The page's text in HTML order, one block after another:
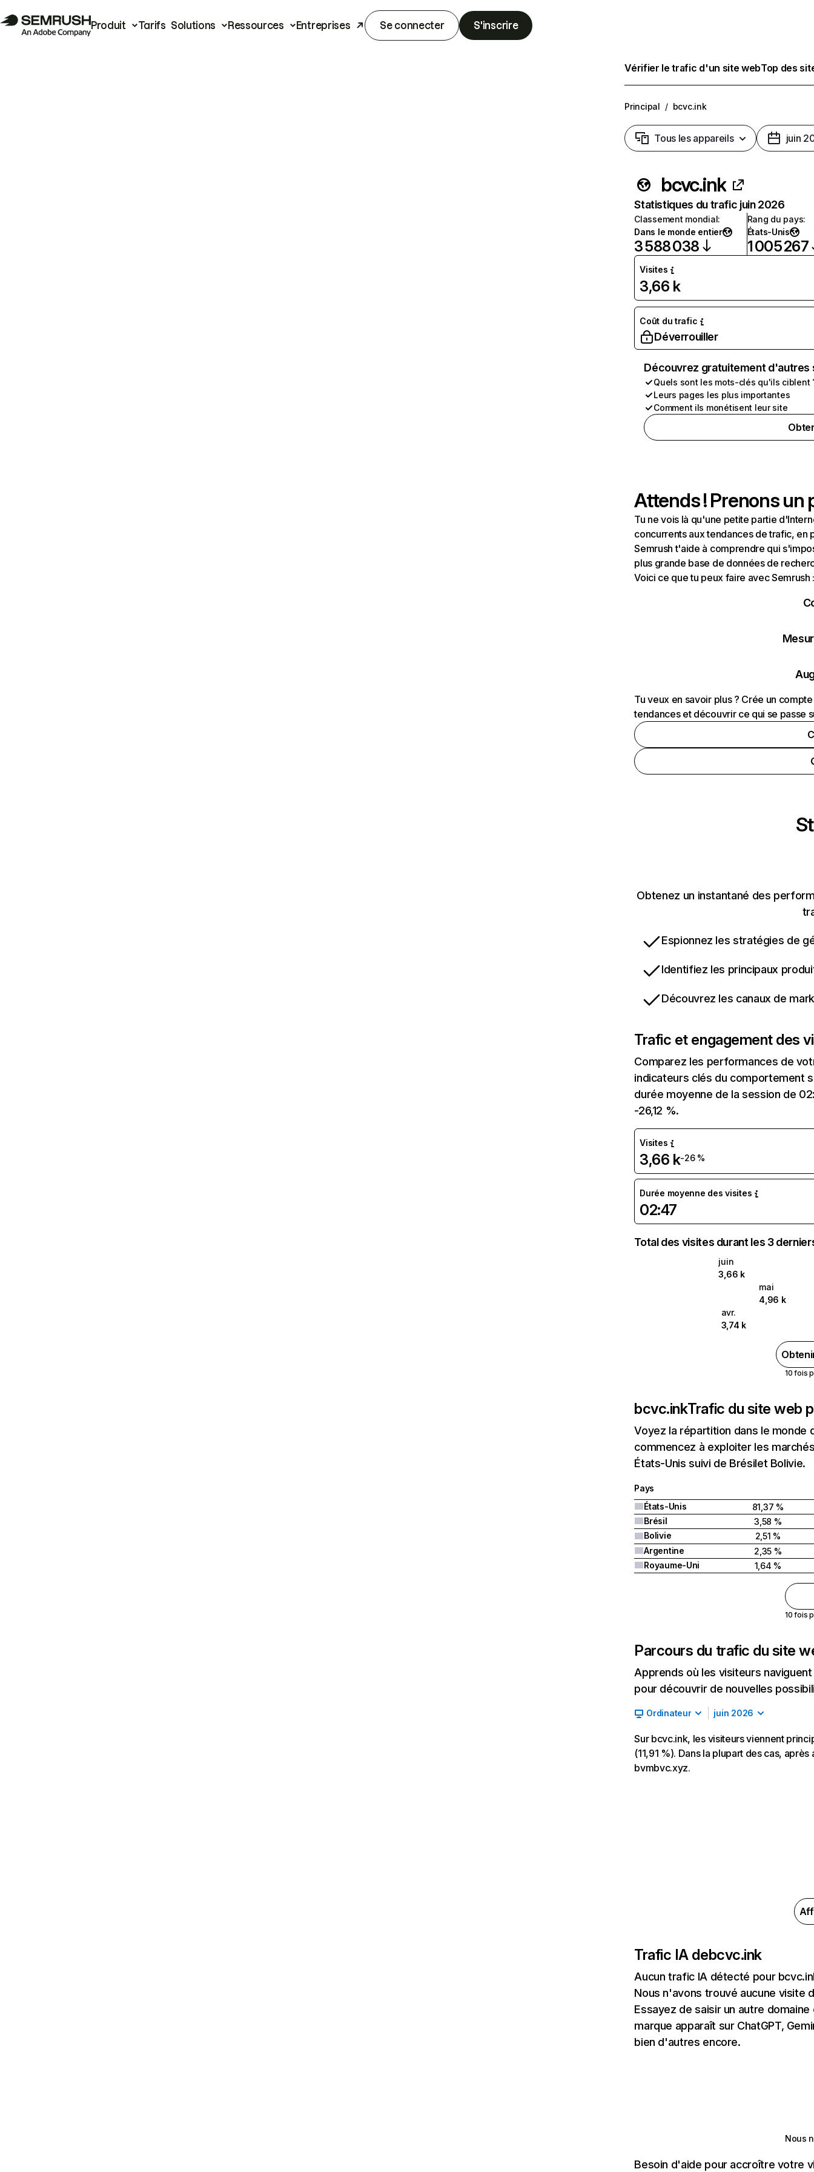
Produit Tarifs Solutions Ressources Entreprises Se connecter S'inscrire
Vérifier le trafic d'un site webTop des
Principal / bcvc.ink
Tous les appareils juin
bcvc.ink
Statistiques du trafic juin 2026
Classement mondial:
Dans le monde entier
3 588 038
Rang du pays:
États-Unis
1 005 267
Visites
3,66 k
Coût du trafic
Déverrouiller
Découvrez gratuitement
Quels sont les mots-clés qu'ils ciblent
Leurs pages les plus importantes
Comment ils monétisent leur site
Attends ! Prenons un
Tu ne vois là qu'une petite partie
concurrents aux tendances de trafic, en
Semrush t'aide à comprendre qui
plus grande base de données de
Voici ce que tu peux faire avec Semrush
Tu veux en savoir plus ? Crée un
tendances et découvrir ce qui se passe
Obtenez un instantané des
Espionnez les stratégies de
Identifiez les principaux
Découvrez les canaux de
Trafic et engagement des
Comparez les performances de
indicateurs clés du comportement
durée moyenne de la session de
-26,12 %.
Visites
3,66 k-26 %
Durée moyenne des visites
02:47
Total des visites durant les 3
juin
3,66 k
mai
4,96 k
avr.
3,74 k
10 fois
bcvc.inkTrafic du site web
Voyez la répartition dans le
commencez à exploiter les
États-Unis suivi de Brésilet Bolivie.
Pays
États-Unis
81,37 %
Brésil
3,58 %
Bolivie
2,51 %
Argentine
2,35 %
Royaume-Uni
1,64 %
10 fois
Parcours du trafic du site
Apprends où les visiteurs
pour découvrir de nouvelles
Ordinateur juin 2026
Sur bcvc.ink, les visiteurs viennent
(11,91 %). Dans la plupart des cas,
bvmbvc.xyz.
Trafic IA debcvc.ink
Aucun trafic IA détecté pour
Nous n'avons trouvé aucune visite
Essayez de saisir un autre
marque apparaît sur ChatGPT,
bien d'autres encore.
Nous
Besoin d'aide pour accroître votre